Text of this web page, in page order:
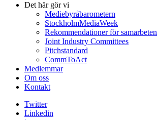
Det här gör vi
Mediebyråbarometern
StockholmMediaWeek
Rekommendationer för samarbeten
Joint Industry Committees
Pitchstandard
CommToAct
Medlemmar
Om oss
Kontakt
Twitter
Linkedin